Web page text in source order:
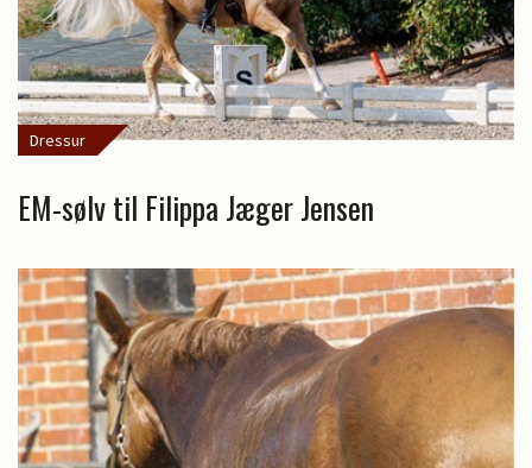
Dressur
EM-sølv til Filippa Jæger Jensen